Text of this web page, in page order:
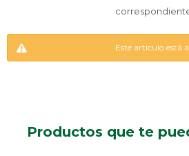
Este artículo está
Productos que te